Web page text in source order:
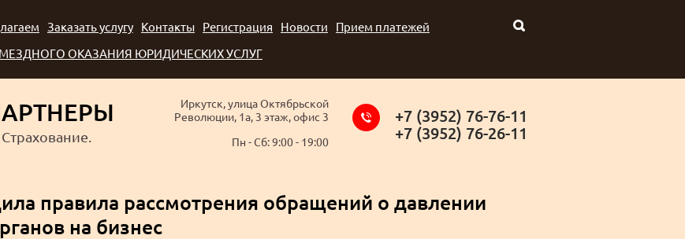
Заказать услугу Контакты Регистрация Новости
Прием платежей
ОКАЗАНИЯ ЮРИДИЧЕСКИХ УСЛУГ
Иркутск, улица Октябрьской
Революции, 1а, 3 этаж, офис 3
Пн - Cб: 9:00 - 19:00
+7 (3952) 76-76-11
+7 (3952) 76-26-11
правила рассмотрения обращений о давлении
на бизнес